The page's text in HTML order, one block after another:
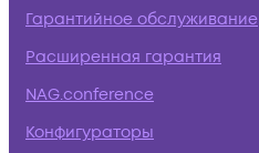
Гарантийное обслуживание
Расширенная гарантия
NAG.conference
Конфигураторы